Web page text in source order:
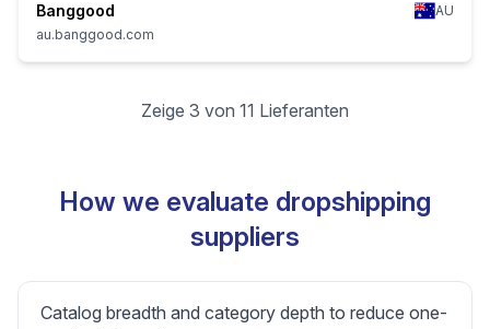
Banggood
AU
au.banggood.com
Zeige 3 von 11 Lieferanten
How we evaluate dropshipping
suppliers
Catalog breadth and category depth to reduce one-